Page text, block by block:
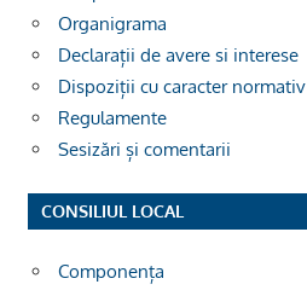
Organigrama
Declarații de avere si interese
Dispoziții cu caracter normativ
Regulamente
Sesizări și comentarii
CONSILIUL LOCAL
Componența